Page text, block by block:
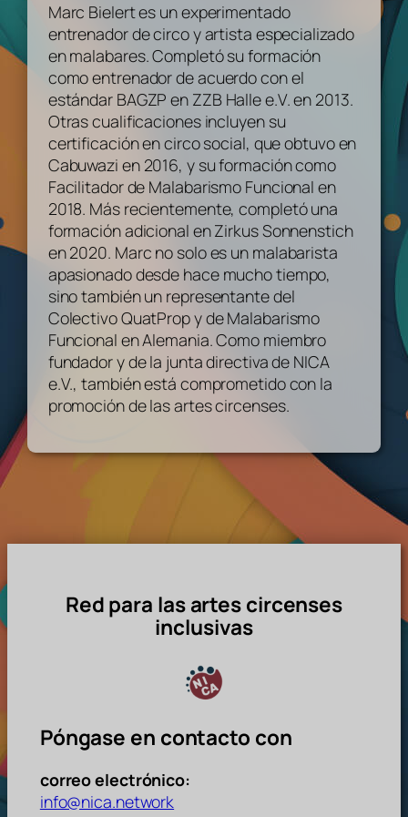
Marc Bielert es un experimentado
entrenador de circo y artista especializado
en malabares. Completó su formación
como entrenador de acuerdo con el
estándar BAGZP en ZZB Halle e.V. en 2013.
Otras cualificaciones incluyen su
certificación en circo social, que obtuvo en
Cabuwazi en 2016, y su formación como
Facilitador de Malabarismo Funcional en
2018. Más recientemente, completó una
formación adicional en Zirkus Sonnenstich
en 2020. Marc no solo es un malabarista
apasionado desde hace mucho tiempo,
sino también un representante del
Colectivo QuatProp y de Malabarismo
Funcional en Alemania. Como miembro
fundador y de la junta directiva de NICA
e.V., también está comprometido con la
promoción de las artes circenses.
Red para las artes circenses
inclusivas
Póngase en contacto con
correo electrónico:
info@nica.network